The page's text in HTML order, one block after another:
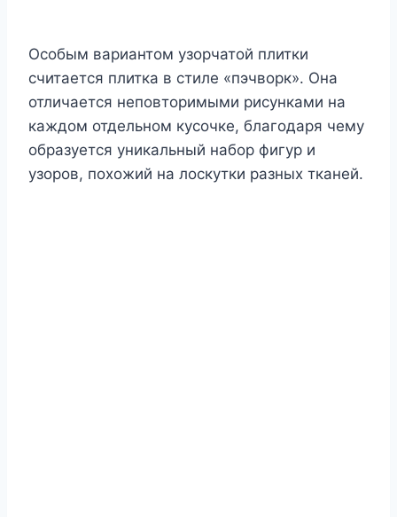
Особым вариантом узорчатой плитки
считается плитка в стиле «пэчворк». Она
отличается неповторимыми рисунками на
каждом отдельном кусочке, благодаря чему
образуется уникальный набор фигур и
узоров, похожий на лоскутки разных тканей.